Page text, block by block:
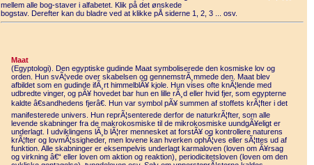
mellem alle bog-staver i alfabetet. Klik på det ønskede
bogstav. Derefter kan du bladre ved at klikke pÅ siderne 1, 2, 3 ... osv.
Maat
(Egyptologi). Den egyptiske gudinde Maat symboliserede den kosmiske lov og
orden. Hun svÃ¦vede over skabelsen og gennemstrÃ¸mmede den. Maat blev
afbildet som en gudinde ifÃ¸rt himmelblÃ¥ kjole. Hun vises ofte knÃ¦lende med
udbredte vinger, og pÃ¥ hovedet bar hun en lille rÃ¸d eller hvid fjer, som egypterne
kaldte â€sandhedens fjerâ€. Hun var symbol pÃ¥ summen af stoffets krÃ¦fter i det
manifesterede univers. Hun reprÃ¦senterede derfor de naturkrÃ¦fter, som alle
levende skabninger fra de makrokosmiske til de mikrokosmiske uundgÃ¥eligt er
underlagt. I udviklingens lÃ¸b lÃ¦rer mennesket at forstÃ¥ og kontrollere naturens
krÃ¦fter og lovmÃ¦ssigheder, men lovene kan hverken ophÃ¦ves eller sÃ¦ttes ud af
funktion. Alle skabninger er eksempelvis underlagt karmaloven (loven om Ã¥rsag
og virkning â€“ eller loven om aktion og reaktion), periodicitetsloven (loven om den